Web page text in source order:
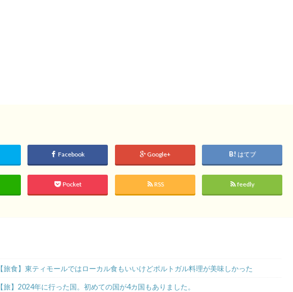
Facebook Google+ はてブ
Pocket RSS feedly
【旅食】東ティモールではローカル食もいいけどポルトガル料理が美味しかった
【旅】2024年に行った国。初めての国が4カ国もありました。